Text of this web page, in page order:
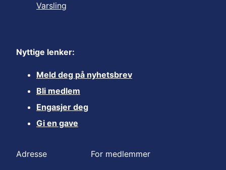
Varsling
Nyttige lenker:
Meld deg på nyhetsbrev
Bli medlem
Engasjer deg
Gi en gave
Adresse For medlemmer